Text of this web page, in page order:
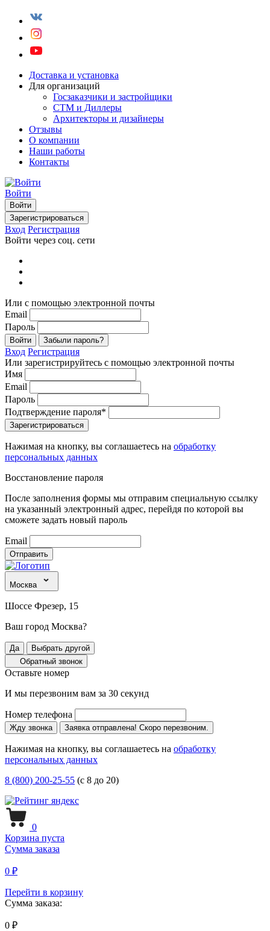
Доставка и установка
Для организаций
Госзаказчики и застройщики
СТМ и Диллеры
Архитекторы и дизайнеры
Отзывы
О компании
Наши работы
Контакты
Войти
Войти
Зарегистрироваться
Вход Регистрация
Войти через соц. сети
Или с помощью электронной почты
Email
Пароль
Войти Забыли пароль?
Вход Регистрация
Или зарегистрируйтесь с помощью электронной почты
Имя
Email
Пароль
Подтверждение пароля*
Зарегистрироваться
Нажимая на кнопку, вы соглашаетесь на обработку
персональных данных
Восстановление пароля
После заполнения формы мы отправим специальную ссылку
на указанный электронный адрес, перейдя по которой вы
сможете задать новый пароль
Email
Отправить
Москва
Шоссе Фрезер, 15
Ваш город Москва?
Да
Выбрать другой
Обратный звонок
Оставьте номер
И мы перезвоним вам за 30 секунд
Номер телефона
Жду звонка Заявка отправлена! Скоро перезвоним.
Нажимая на кнопку, вы соглашаетесь на обработку
персональных данных
8 (800) 200-25-55 (с 8 до 20)
0
Корзина пуста
Сумма заказа
0 ₽
Перейти в корзину
Сумма заказа:
0 ₽